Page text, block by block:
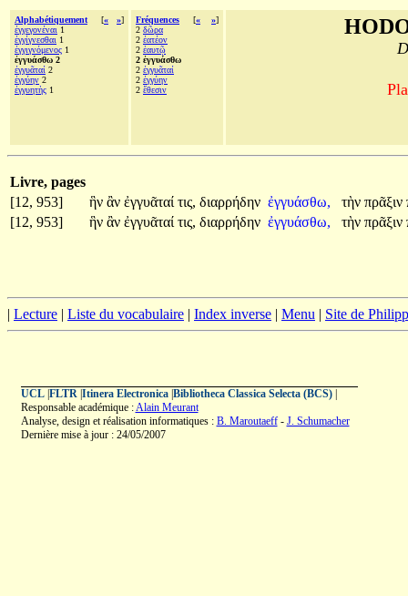
Alphabétiquement [« »]
ἐγγεγονέναι 1
ἐγγίγνεσθαι 1
ἐγγιγνόμενος 1
ἐγγυάσθω 2
ἐγγυᾶταί 2
ἐγγύην 2
ἐγγυητὴς 1
Fréquences [« »]
2 δῶρα
2 ἐατέον
2 ἑαυτῷ
2 ἐγγυάσθω
2 ἐγγυᾶταί
2 ἐγγύην
2 ἔθεσιν
Livre, pages
[12, 953]
ἣν ἂν ἐγγυᾶταί τις, διαρρήδην ἐγγυάσθω, τὴν πρᾶξιν
[12, 953]
ἣν ἂν ἐγγυᾶταί τις, διαρρήδην ἐγγυάσθω, τὴν πρᾶξιν
| Lecture | Liste du vocabulaire | Index inverse | Menu | Site de
UCL| FLTR| Itinera Electronica| Bibliotheca Classica Selecta (BCS)|
Responsable académique :Alain Meurant
Analyse, design et réalisation informatiques : B. Maroutaeff- J. Schumacher
Dernière mise à jour : 24/05/2007